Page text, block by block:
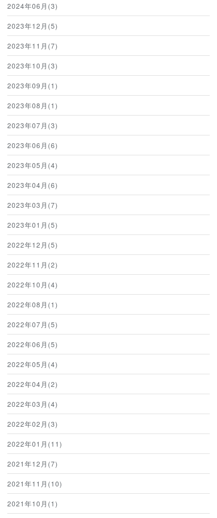
2024年06月(3)
2023年12月(5)
2023年11月(7)
2023年10月(3)
2023年09月(1)
2023年08月(1)
2023年07月(3)
2023年06月(6)
2023年05月(4)
2023年04月(6)
2023年03月(7)
2023年01月(5)
2022年12月(5)
2022年11月(2)
2022年10月(4)
2022年08月(1)
2022年07月(5)
2022年06月(5)
2022年05月(4)
2022年04月(2)
2022年03月(4)
2022年02月(3)
2022年01月(11)
2021年12月(7)
2021年11月(10)
2021年10月(1)